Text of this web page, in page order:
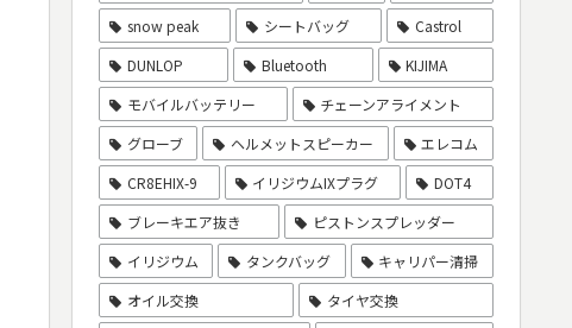
snow peak
シートバッグ
Castrol
DUNLOP
Bluetooth
KIJIMA
モバイルバッテリー
チェーンアライメント
グローブ
ヘルメットスピーカー
エレコム
CR8EHIX-9
イリジウムIXプラグ
DOT4
ブレーキエア抜き
ピストンスプレッダー
イリジウム
タンクバッグ
キャリパー清掃
オイル交換
タイヤ交換